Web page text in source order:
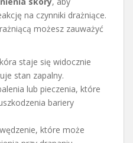
na czynniki drażniące.
możesz zauważyć
staje się widocznie
stan zapalny.
lub pieczenia, które
bariery
które może